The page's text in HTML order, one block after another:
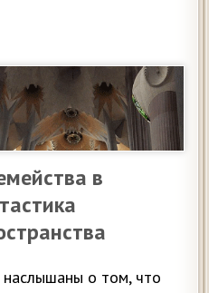
в
наслышаны о том, что